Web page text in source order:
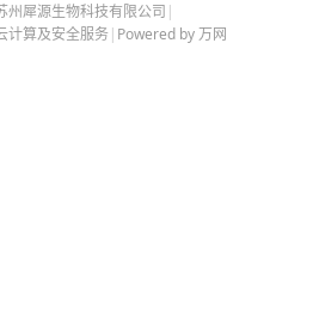
州犀源生物科技有限公司 |
计算及安全服务 | Powered by 万网